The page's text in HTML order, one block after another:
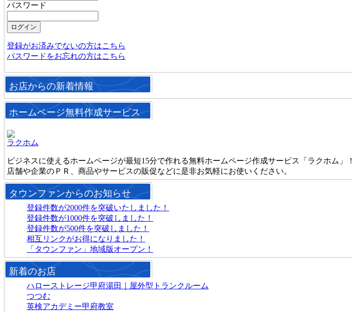
パスワード
登録がお済みでないの方はこちら
パスワードをお忘れの方はこちら
お店からの新着情報
ホームページ無料作成サービス
ラクホム
ビジネスに使えるホームページが最短15分で作れる無料ホームページ作成サービス「ラクホム」！
店舗や企業のＰＲ、商品やサービスの販促などに是非お気軽にお使いください。
タウンファンからのお知らせ
登録件数が2000件を突破いたしました！
登録件数が1000件を突破しました！
登録件数が500件を突破しました！
相互リンクがお得になりました！
「タウンファン」地域版オープン！
新着のお店
ハローストレージ甲府湯田｜屋外型トランクルーム
つつむ
英検アカデミー甲府教室